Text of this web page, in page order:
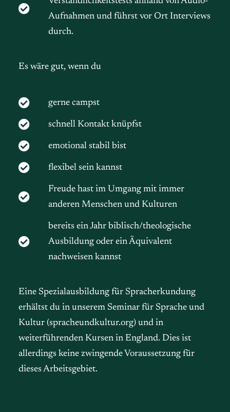
Aufnahmen und führst vor Ort Interviews
durch.
Es wäre gut, wenn du
gerne campst
schnell Kontakt knüpfst
emotional stabil bist
flexibel sein kannst
Freude hast im Umgang mit immer
anderen Menschen und Kulturen
bereits ein Jahr biblisch/theologische
Ausbildung oder ein Äquivalent
nachweisen kannst
Eine Spezialausbildung für Spracherkundung
erhältst du in unserem Seminar für Sprache und
Kultur (spracheundkultur.org) und in
weiterführenden Kursen in England. Dies ist
allerdings keine zwingende Voraussetzung für
dieses Arbeitsgebiet.